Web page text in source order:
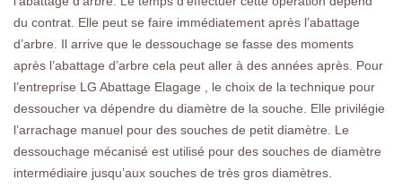
du contrat. Elle peut se faire immédiatement après l’abattage
d’arbre. Il arrive que le dessouchage se fasse des moments
après l’abattage d’arbre cela peut aller à des années après. Pour
l’entreprise LG Abattage Elagage , le choix de la technique pour
dessoucher va dépendre du diamètre de la souche. Elle privilégie
l’arrachage manuel pour des souches de petit diamètre. Le
dessouchage mécanisé est utilisé pour des souches de diamètre
intermédiaire jusqu’aux souches de très gros diamètres.